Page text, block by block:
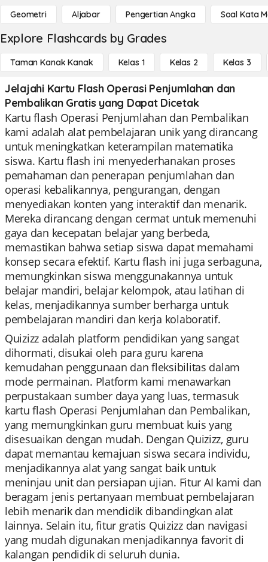
Geometri Aljabar Pengertian Angka Soal Kata
Explore Flashcards by Grades
Taman Kanak Kanak Kelas 1 Kelas 2 Kelas 3
Jelajahi Kartu Flash Operasi Penjumlahan dan
Pembalikan Gratis yang Dapat Dicetak
Kartu flash Operasi Penjumlahan dan Pembalikan
kami adalah alat pembelajaran unik yang dirancang
untuk meningkatkan keterampilan matematika
siswa. Kartu flash ini menyederhanakan proses
pemahaman dan penerapan penjumlahan dan
operasi kebalikannya, pengurangan, dengan
menyediakan konten yang interaktif dan menarik.
Mereka dirancang dengan cermat untuk memenuhi
gaya dan kecepatan belajar yang berbeda,
memastikan bahwa setiap siswa dapat memahami
konsep secara efektif. Kartu flash ini juga serbaguna,
memungkinkan siswa menggunakannya untuk
belajar mandiri, belajar kelompok, atau latihan di
kelas, menjadikannya sumber berharga untuk
pembelajaran mandiri dan kerja kolaboratif.
Quizizz adalah platform pendidikan yang sangat
dihormati, disukai oleh para guru karena
kemudahan penggunaan dan fleksibilitas dalam
mode permainan. Platform kami menawarkan
perpustakaan sumber daya yang luas, termasuk
kartu flash Operasi Penjumlahan dan Pembalikan,
yang memungkinkan guru membuat kuis yang
disesuaikan dengan mudah. Dengan Quizizz, guru
dapat memantau kemajuan siswa secara individu,
menjadikannya alat yang sangat baik untuk
meninjau unit dan persiapan ujian. Fitur AI kami dan
beragam jenis pertanyaan membuat pembelajaran
lebih menarik dan mendidik dibandingkan alat
lainnya. Selain itu, fitur gratis Quizizz dan navigasi
yang mudah digunakan menjadikannya favorit di
kalangan pendidik di seluruh dunia.